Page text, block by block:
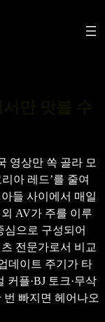
영상만 쏙 골라 모
아 레드’를 줄여
들 사이에서 매일
AV가 주를 이루
심으로 구성되어
전문가로서 비교
데이트 주기가 타
커플·BJ 토크·무삭
빠지면 헤어나오